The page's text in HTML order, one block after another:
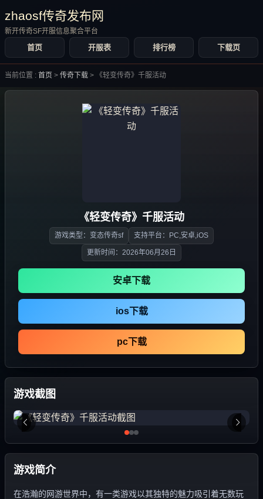
zhaosf传奇发布网
新开传奇SF开服信息聚合平台
首页 开服表 排行榜 下载页
当前位置 : 首页 > 传奇下载 > 《轻变传奇》千服活动
《轻变传奇》千服活动
游戏类型：变态传奇sf 支持平台：PC,安卓,iOS
更新时间：2026年06月26日
安卓下载
ios下载
pc下载
游戏截图
游戏简介
在浩瀚的网游世界中，有一类游戏以其独特的魅力吸引着无数玩